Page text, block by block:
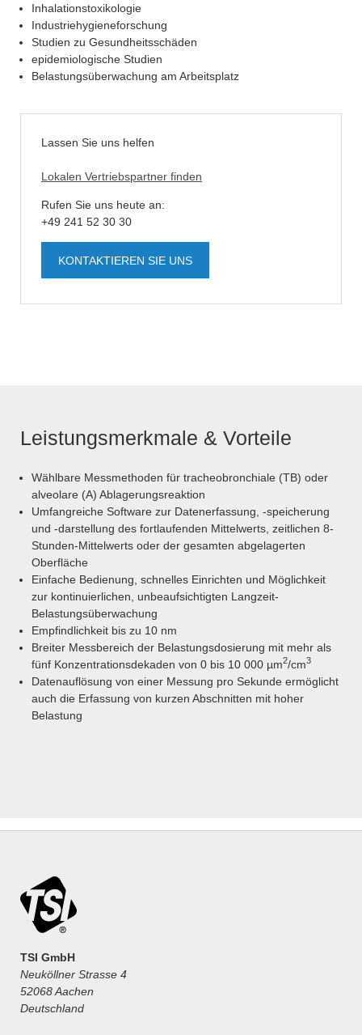
Inhalationstoxikologie
Industriehygieneforschung
Studien zu Gesundheitsschäden
epidemiologische Studien
Belastungsüberwachung am Arbeitsplatz
Lassen Sie uns helfen
Lokalen Vertriebspartner finden
Rufen Sie uns heute an:
+49 241 52 30 30
KONTAKTIEREN SIE UNS
Leistungsmerkmale & Vorteile
Wählbare Messmethoden für tracheobronchiale (TB) oder
alveolare (A) Ablagerungsreaktion
Umfangreiche Software zur Datenerfassung, -speicherung
und -darstellung des fortlaufenden Mittelwerts, zeitlichen 8-
Stunden-Mittelwerts oder der gesamten abgelagerten
Oberfläche
Einfache Bedienung, schnelles Einrichten und Möglichkeit
zur kontinuierlichen, unbeaufsichtigten Langzeit-
Belastungsüberwachung
Empfindlichkeit bis zu 10 nm
Breiter Messbereich der Belastungsdosierung mit mehr als
fünf Konzentrationsdekaden von 0 bis 10 000 µm2/cm3
Datenauflösung von einer Messung pro Sekunde ermöglicht
auch die Erfassung von kurzen Abschnitten mit hoher
Belastung
TSI GmbH
Neuköllner Strasse 4
52068 Aachen
Deutschland